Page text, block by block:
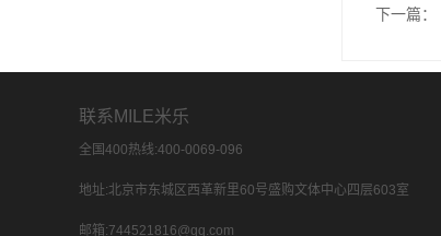
下一篇：
联系MILE米乐
全国400热线:400-0069-096
地址:北京市东城区西革新里60号盛购文体中心四层603室
邮箱:744521816@qq.com